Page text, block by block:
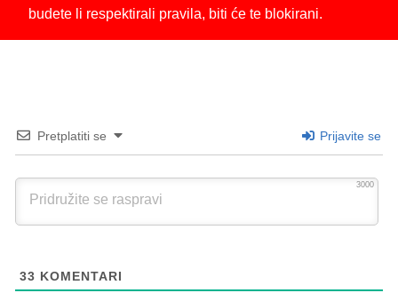
budete li respektirali pravila, biti će te blokirani.
Pretplatiti se Prijavite se
3000
33 KOMENTARI